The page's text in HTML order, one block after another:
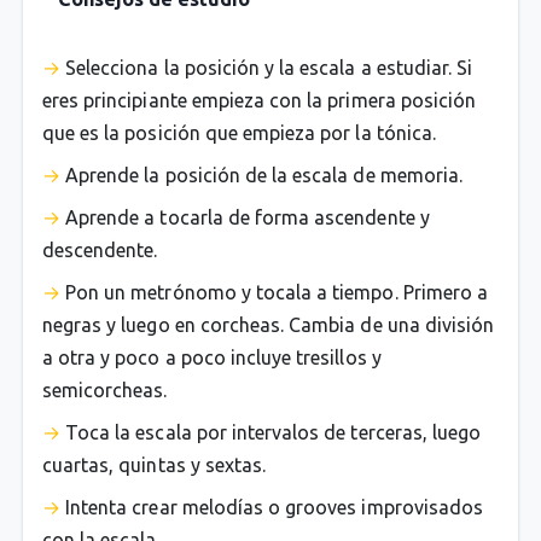
Selecciona la posición y la escala a estudiar. Si
eres principiante empieza con la primera posición
que es la posición que empieza por la tónica.
Aprende la posición de la escala de memoria.
Aprende a tocarla de forma ascendente y
descendente.
Pon un metrónomo y tocala a tiempo. Primero a
negras y luego en corcheas. Cambia de una división
a otra y poco a poco incluye tresillos y
semicorcheas.
Toca la escala por intervalos de terceras, luego
cuartas, quintas y sextas.
Intenta crear melodías o grooves improvisados